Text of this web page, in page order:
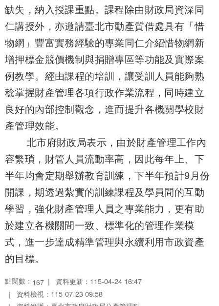
缺失，納入授課重點。課程除由財政局資深同
仁講授外，亦邀請臺北市動產質借處具有「惜
物網」豐富實務經驗的專業同仁介紹惜物網新
增押標金競價機制與捐贈專區等功能及實際案
例教學。經由課程的培訓，讓受訓人員能夠熟
稔掌握財產管理各項行政作業流程，同時建立
良好的內部控制觀念，進而提升各機關學校財
產管理效能。
北市府財政局表示，由於財產管理工作內
容繁瑣，財管人員流動率高，因此每年上、下
半年均會定期舉辦教育訓練，下半年預計9月份
開課，期透過紮實的訓練課程及學員間的互動
學習，強化財產管理人員之專業能力，更有助
於建立各機關間一致、標準化的管理作業模
式，進一步達成精準管理與永續利用市政資產
的目標。
點閱數： 167
資料更新：115-04-24 16:47
資料檢視：115-07-23 09:58